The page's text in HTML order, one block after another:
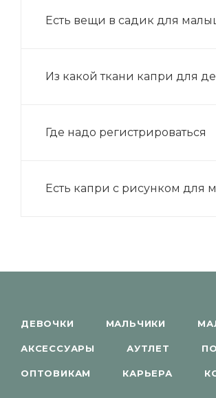
Есть вещи в садик для
Из какой ткани капри для
Где надо регистрироваться
Есть капри с рисунком для
ДЕВОЧКИ МАЛЬЧИКИ
АКСЕССУАРЫ АУТЛЕТ
ОПТОВИКАМ КАРЬЕРА